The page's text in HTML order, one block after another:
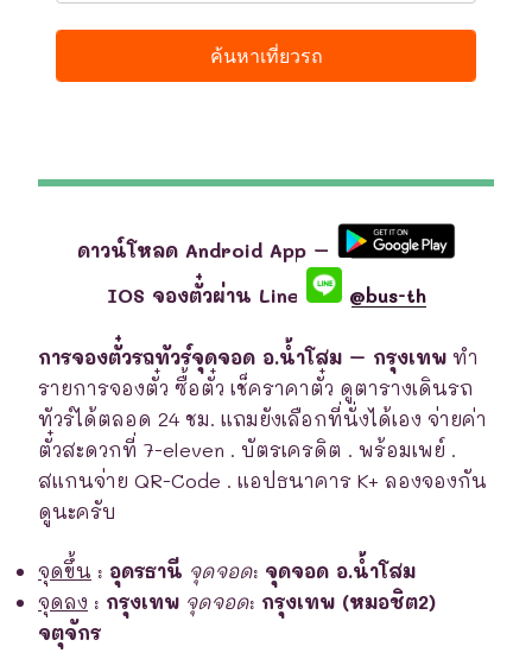
ดาวน์โหลด Android App –
IOS จองตั๋วผ่าน Line
@bus-th
การจองตั๋วรถทัวร์จุดจอด อ.น้ำโสม – กรุงเทพ ทำ
รายการจองตั๋ว ซื้อตั๋ว เช็คราคาตั๋ว ดูตารางเดินรถ
ทัวร์ได้ตลอด 24 ชม. แถมยังเลือกที่นั่งได้เอง จ่ายค่า
ตั๋วสะดวกที่ 7-eleven . บัตรเครดิต . พร้อมเพย์ .
สแกนจ่าย QR-Code . แอปธนาคาร K+ ลองจองกัน
ดูนะครับ
จุดขึ้น : อุดรธานี จุดจอด: จุดจอด อ.น้ำโสม
จุดลง : กรุงเทพ จุดจอด: กรุงเทพ (หมอชิต2)
จตุจักร